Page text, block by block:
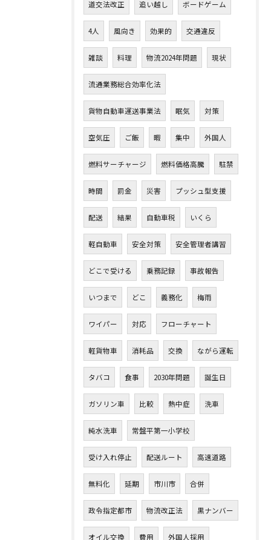
道交法改正 追い越し ボードゲーム
4人 風向き 効果的 交通違反
雑談 料理 物流2024年問題 現状
流通業務総合効率化法
貨物自動車運送事業法 眠気 対策
空気圧 ご飯 暇 集中 外国人
燃料サーチャージ 燃料価格高騰 駐禁
時間 罰金 災害 プッシュ型支援
配送 結果 自動車税 いくら
軽自動車 安全対策 安全管理者講習
どこで受ける 乗務記録 事故報告
いつまで どこ 義務化 梅雨
ワイパー 対応 フローチャート
軽貨物車 消耗品 交換 ながら運転
タバコ 食事 2030年問題 誕生日
ガソリン車 比較 熱中症 洗車
純水洗車 常盤平第一小学校
受け入れ停止 配送ルート 高速道路
無料化 延期 市川市 合併
政令指定都市 物流改正法 黒ナンバー
オイル交換 費用 外国人採用